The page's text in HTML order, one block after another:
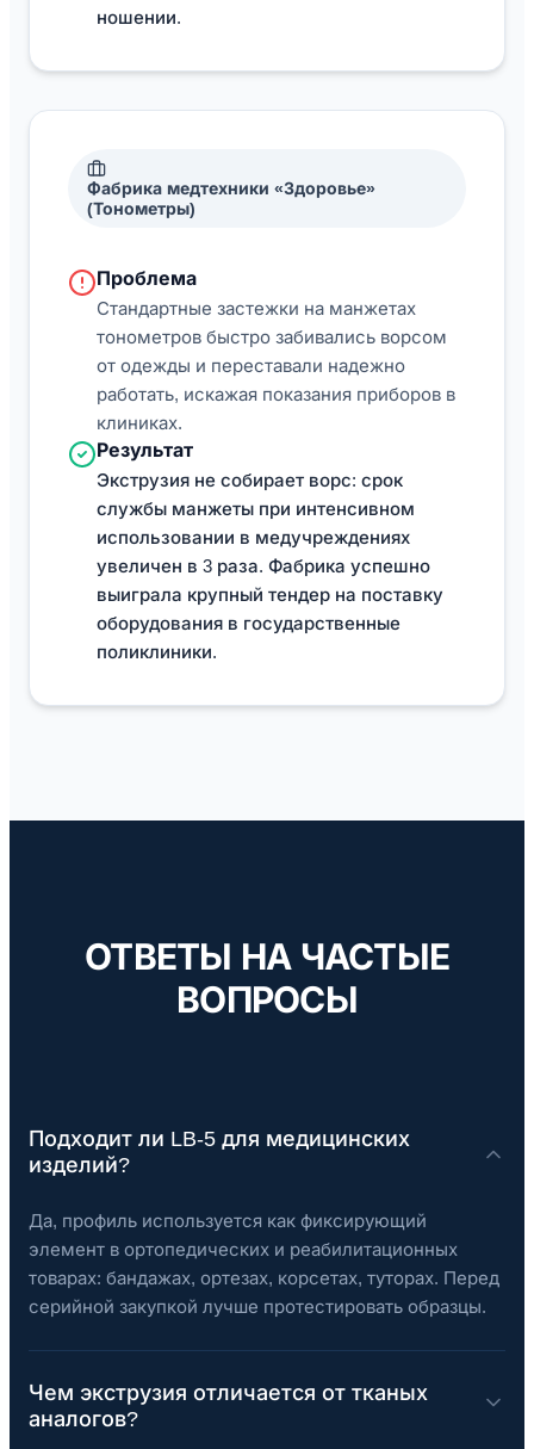
ношении.
Фабрика медтехники «Здоровье»
(Тонометры)
Проблема
Стандартные застежки на манжетах
тонометров быстро забивались ворсом
от одежды и переставали надежно
работать, искажая показания приборов в
клиниках.
Результат
Экструзия не собирает ворс: срок
службы манжеты при интенсивном
использовании в медучреждениях
увеличен в 3 раза. Фабрика успешно
выиграла крупный тендер на поставку
оборудования в государственные
поликлиники.
ОТВЕТЫ НА ЧАСТЫЕ
ВОПРОСЫ
Подходит ли LB-5 для медицинских
изделий?
Да, профиль используется как фиксирующий
элемент в ортопедических и реабилитационных
товарах: бандажах, ортезах, корсетах, туторах. Перед
серийной закупкой лучше протестировать образцы.
Чем экструзия отличается от тканых
аналогов?